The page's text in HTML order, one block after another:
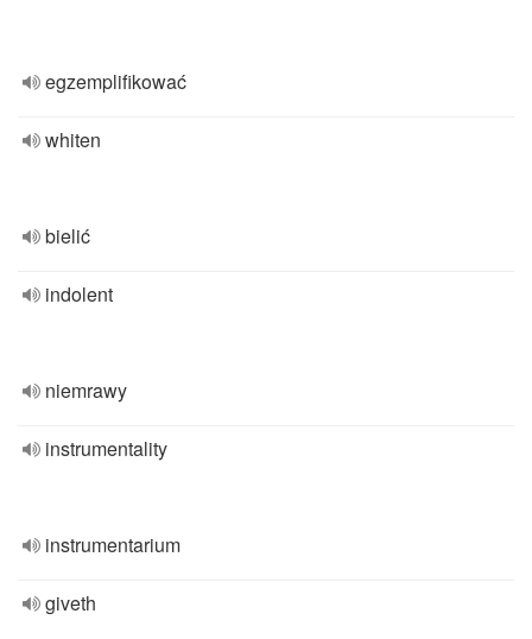
egzemplifikować
whiten
bielić
indolent
niemrawy
instrumentality
instrumentarium
giveth